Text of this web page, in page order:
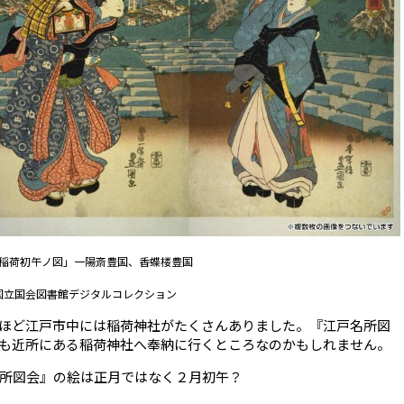
荷初午ノ図」一陽斎豊国、香蝶楼豊国
立国会図書館デジタルコレクション
ど江戸市中には稲荷神社がたくさんありました。『江戸名所図
近所にある稲荷神社へ奉納に行くところなのかもしれません。
図会』の絵は正月ではなく２月初午？